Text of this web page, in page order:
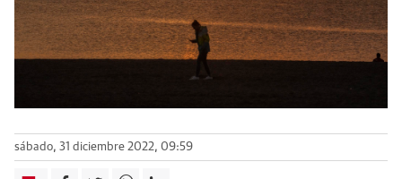
sábado, 31 diciembre 2022, 09:59